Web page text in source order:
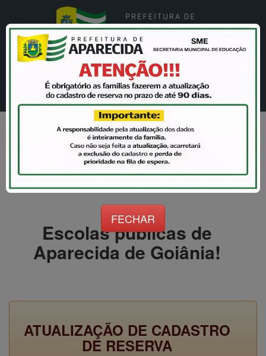
Matrícula
Informatizada
Escolas públicas de
Aparecida de Goiânia!
ATUALIZAÇÃO DE CADASTRO
DE RESERVA
FECHAR